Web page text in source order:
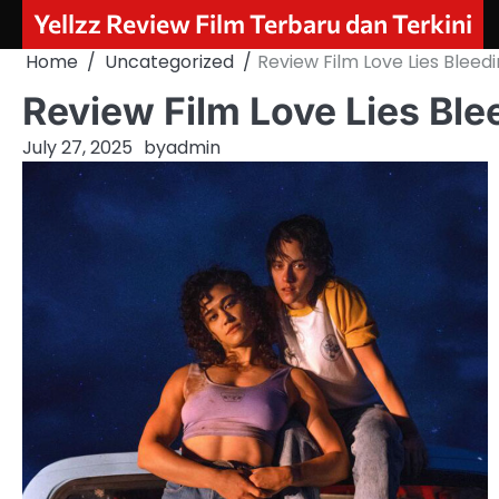
Skip
content
Yellzz Review Film Terbaru dan Terkini
Home Uncategorized Review Film Love Lies
Review Film Love Lies
July 27, 2025 byadmin